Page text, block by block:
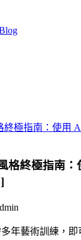
終極指南：使用
格終極指南
年藝術訓練，